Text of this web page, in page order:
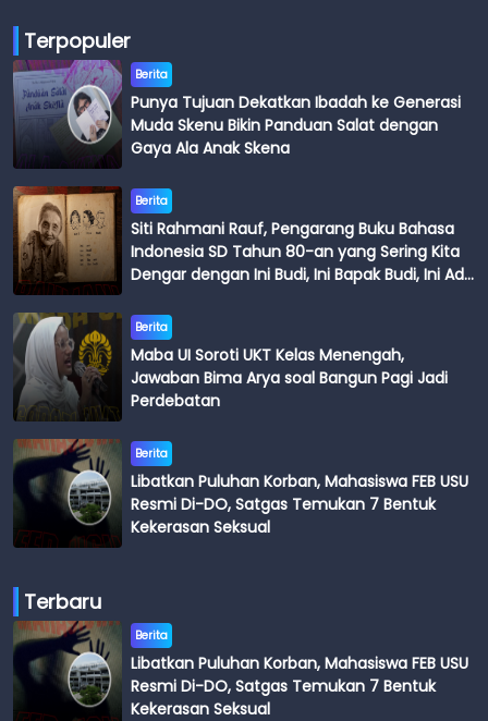
Terpopuler
Berita
Punya Tujuan Dekatkan Ibadah ke Generasi
Muda Skenu Bikin Panduan Salat dengan
Gaya Ala Anak Skena
Berita
Siti Rahmani Rauf, Pengarang Buku Bahasa
Indonesia SD Tahun 80-an yang Sering Kita
Dengar dengan Ini Budi, Ini Bapak Budi, Ini Adik
Berita
Maba UI Soroti UKT Kelas Menengah,
Jawaban Bima Arya soal Bangun Pagi Jadi
Perdebatan
Berita
Libatkan Puluhan Korban, Mahasiswa FEB USU
Resmi Di-DO, Satgas Temukan 7 Bentuk
Kekerasan Seksual
Terbaru
Berita
Libatkan Puluhan Korban, Mahasiswa FEB USU
Resmi Di-DO, Satgas Temukan 7 Bentuk
Kekerasan Seksual